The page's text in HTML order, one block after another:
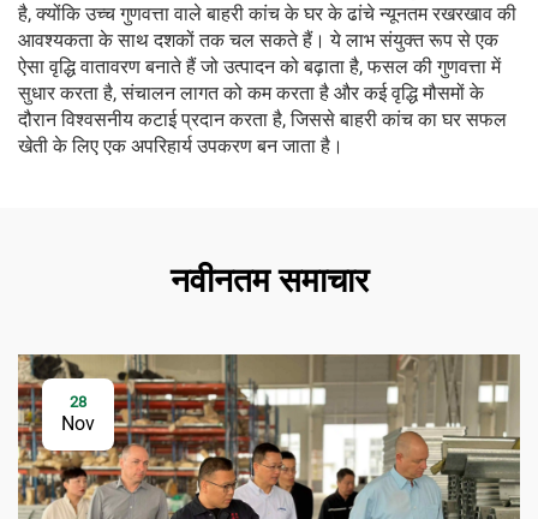
है, क्योंकि उच्च गुणवत्ता वाले बाहरी कांच के घर के ढांचे न्यूनतम रखरखाव की
आवश्यकता के साथ दशकों तक चल सकते हैं। ये लाभ संयुक्त रूप से एक
ऐसा वृद्धि वातावरण बनाते हैं जो उत्पादन को बढ़ाता है, फसल की गुणवत्ता में
सुधार करता है, संचालन लागत को कम करता है और कई वृद्धि मौसमों के
दौरान विश्वसनीय कटाई प्रदान करता है, जिससे बाहरी कांच का घर सफल
खेती के लिए एक अपरिहार्य उपकरण बन जाता है।
नवीनतम समाचार
28
Nov